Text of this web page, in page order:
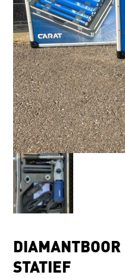
STATIEF